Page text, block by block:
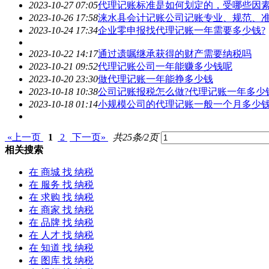
2023-10-27 07:05代理记账标准是如何划定的，受哪些因
2023-10-26 17:58涞水县会计记账公司记账专业、规范、准
2023-10-24 17:34企业零申报找代理记账一年需要多少钱?
2023-10-22 14:17通过遗嘱继承获得的财产需要纳税吗
2023-10-21 09:52代理记账公司一年能赚多少钱呢
2023-10-20 23:30做代理记账一年能挣多少钱
2023-10-18 10:38公司记账报税怎么做?代理记账一年多少
2023-10-18 01:14小规模公司的代理记账一般一个月多少
«上一页 1 2 下一页»
共25条/2页
相关搜索
在 商城 找 纳税
在 服务 找 纳税
在 求购 找 纳税
在 商家 找 纳税
在 品牌 找 纳税
在 人才 找 纳税
在 知道 找 纳税
在 图库 找 纳税